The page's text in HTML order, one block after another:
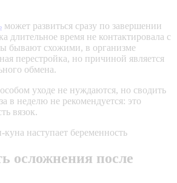
может развиться сразу по завершении
длительное время не контактировала с
бывают схожими, в организме
перестройка, но причиной является
обмена.
уходе не нуждаются, но сводить
в неделю не рекомендуется: это
вязок.
осложнения после